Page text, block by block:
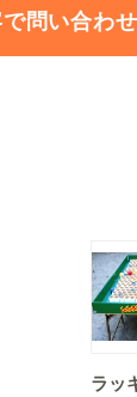
問い合わ
ラッ